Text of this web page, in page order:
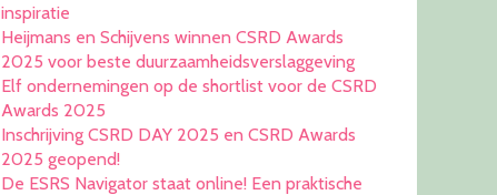
inspiratie
Heijmans en Schijvens winnen CSRD Awards
2025 voor beste duurzaamheidsverslaggeving
Elf ondernemingen op de shortlist voor de CSRD
Awards 2025
Inschrijving CSRD DAY 2025 en CSRD Awards
2025 geopend!
De ESRS Navigator staat online! Een praktische